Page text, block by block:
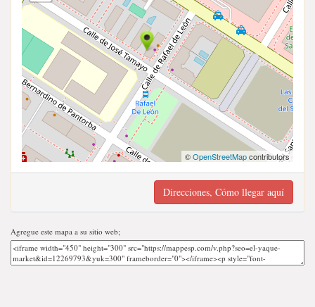
©OpenStreetMapcontributors
Direcciones, Cómo llegar aquí
Agregue este mapa a su sitio web;